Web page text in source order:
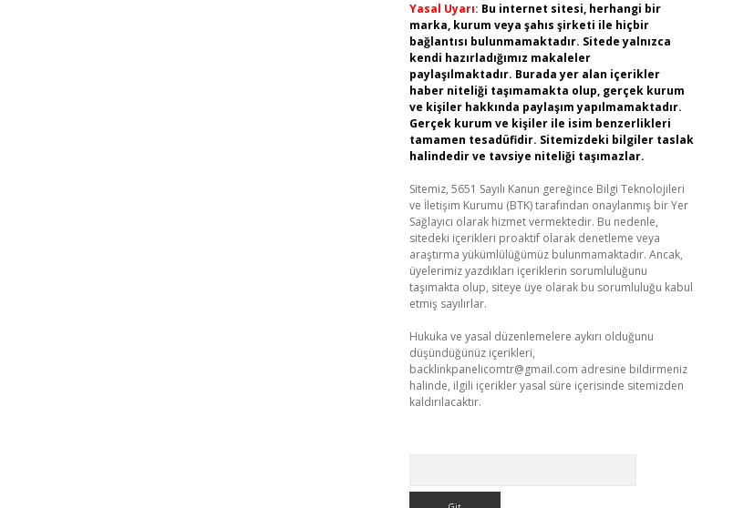
Yasal Uyarı: Bu internet sitesi, herhangi bir
marka, kurum veya şahıs şirketi ile hiçbir
bağlantısı bulunmamaktadır. Sitede yalnızca
kendi hazırladığımız makaleler
paylaşılmaktadır. Burada yer alan içerikler
haber niteliği taşımamakta olup, gerçek kurum
ve kişiler hakkında paylaşım yapılmamaktadır.
Gerçek kurum ve kişiler ile isim benzerlikleri
tamamen tesadüfidir. Sitemizdeki bilgiler taslak
halindedir ve tavsiye niteliği taşımazlar.
Sitemiz, 5651 Sayılı Kanun gereğince Bilgi Teknolojileri
ve İletişim Kurumu (BTK) tarafından onaylanmış bir Yer
Sağlayıcı olarak hizmet vermektedir. Bu nedenle,
sitedeki içerikleri proaktif olarak denetleme veya
araştırma yükümlülüğümüz bulunmamaktadır. Ancak,
üyelerimiz yazdıkları içeriklerin sorumluluğunu
taşımakta olup, siteye üye olarak bu sorumluluğu kabul
etmiş sayılırlar.
Hukuka ve yasal düzenlemelere aykırı olduğunu
düşündüğünüz içerikleri,
backlinkpanelicomtr@gmail.com adresine bildirmeniz
halinde, ilgili içerikler yasal süre içerisinde sitemizden
kaldırılacaktır.